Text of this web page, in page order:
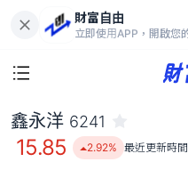
財富自由
立即使用APP，開啟您
15.85
鑫永洋 6241
15.85 2.92% 最近更新時間